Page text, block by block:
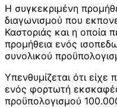
Η συγκεκριμένη
διαγωνισμού που
Καστοριάς και η οποία
προμήθεια ενός
συνολικού
Υπενθυμίζεται ότι
ενός φορτωτή
προϋπολογισμού